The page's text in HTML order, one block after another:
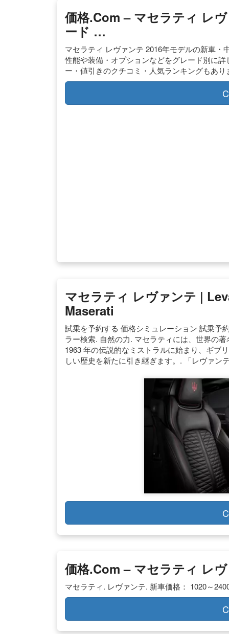
価格.com – マセラティ レ
ード …
マセラティ レヴァンテ 2016年モデルの新車
性能や装備・オプションなどをグレード別に
ー・値引きのクチコミ・人気ランキングもあり
マセラティ レヴァンテ |
Maserati
試乗を予約する 価格シミュレーション 試乗予
ラー検索. 自然の力. マセラティには、世界の
1963 年の伝説的なミストラルに始まり、ギブ
しい歴史を新たに引き継ぎます。. 「レヴァン
価格.com – マセラティ レ
マセラティ. レヴァンテ. 新車価格： 1020～